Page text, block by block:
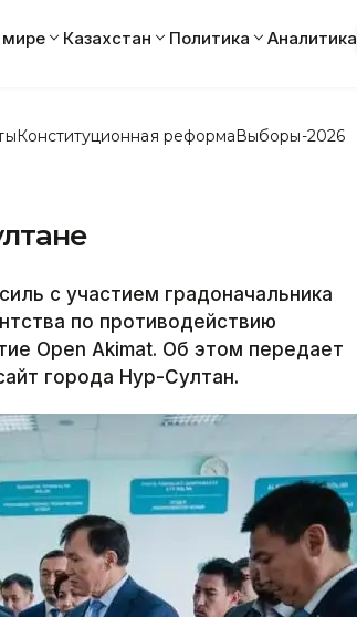
мире Казахстан Политика Аналитика
Конституционная реформаВыборы-2026
с участием градоначальника
по противодействию
Open Akimat. Об этом передает
города Нур-Султан.